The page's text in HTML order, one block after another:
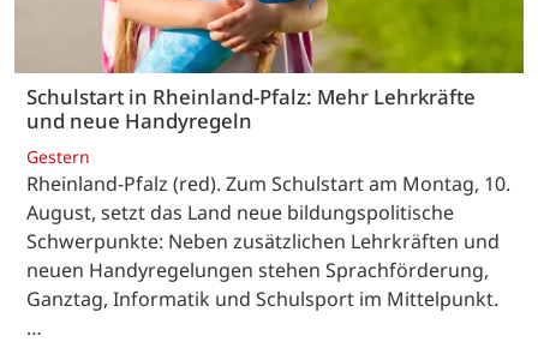
Schulstart in Rheinland-Pfalz: Mehr Lehrkräfte
und neue Handyregeln
Gestern
Rheinland-Pfalz (red). Zum Schulstart am Montag, 10.
August, setzt das Land neue bildungspolitische
Schwerpunkte: Neben zusätzlichen Lehrkräften und
neuen Handyregelungen stehen Sprachförderung,
Ganztag, Informatik und Schulsport im Mittelpunkt.
…